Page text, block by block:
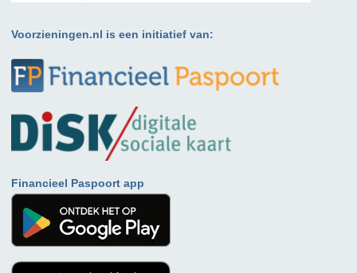
Voorzieningen.nl is een initiatief van:
Financieel Paspoort app